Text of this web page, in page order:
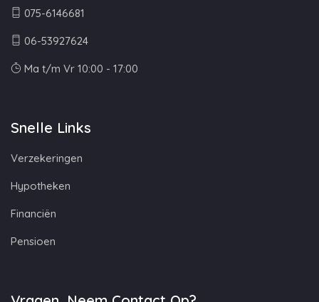
075-6146681
06-53927624
Ma t/m Vr 10:00 - 17:00
Snelle Links
Verzekeringen
Hypotheken
Financiën
Pensioen